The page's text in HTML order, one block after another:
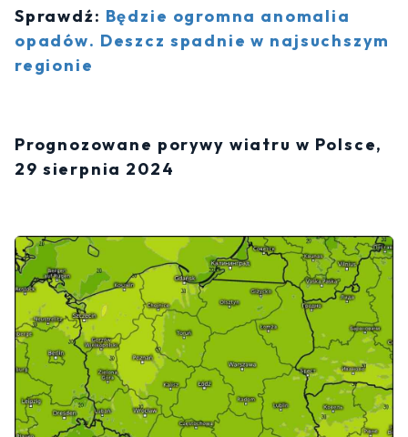
Sprawdź: Będzie ogromna anomalia
opadów. Deszcz spadnie w najsuchszym
regionie
Prognozowane porywy wiatru w Polsce,
29 sierpnia 2024